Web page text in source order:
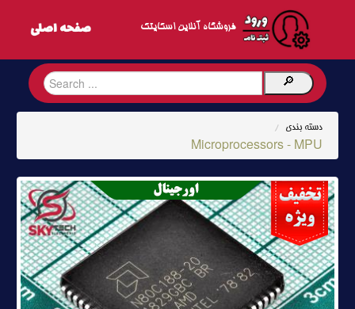
فروشگاه آنلاین اسکایتک
دسته بندی /
Microprocessors - MPU